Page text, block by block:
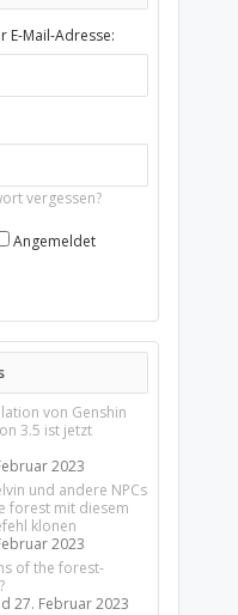
E-Mail-Adresse:
vergessen?
Angemeldet
von Genshin
3.5 ist jetzt
2023
und andere NPCs
forest mit diesem
klonen
2023
of the forest-
27. Februar 2023